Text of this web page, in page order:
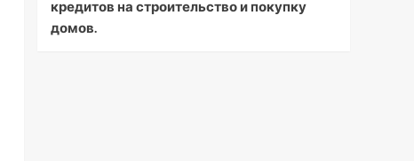
кредитов на строительство и покупку
домов.